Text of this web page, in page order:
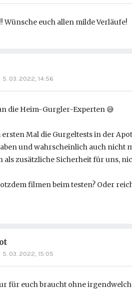
Wünsche euch allen milde Verläufe!
5. 03. 2022, 14:56
die Heim-Gurgler-Experten 😅
Mal die Gurgeltests in der
und wahrscheinlich auch nicht
als zusätzliche Sicherheit für uns,
filmen beim testen? Oder
5. 03. 2022, 15:05
für euch braucht ohne